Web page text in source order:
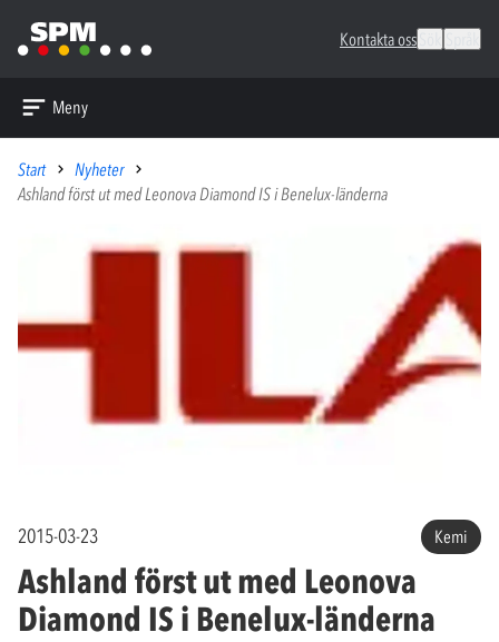
Kontakta oss
Meny
Start
Nyheter
Ashland först ut med Leonova Diamond IS i Benelux-länderna
2015-03-23 Kemi
Ashland först ut med Leonova
Diamond IS i Benelux-länderna